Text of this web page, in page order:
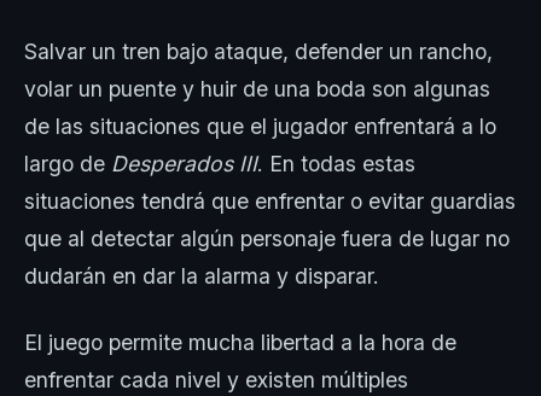
Salvar un tren bajo ataque, defender un rancho,
volar un puente y huir de una boda son algunas
de las situaciones que el jugador enfrentará a lo
largo de Desperados III. En todas estas
situaciones tendrá que enfrentar o evitar guardias
que al detectar algún personaje fuera de lugar no
dudarán en dar la alarma y disparar.
El juego permite mucha libertad a la hora de
enfrentar cada nivel y existen múltiples